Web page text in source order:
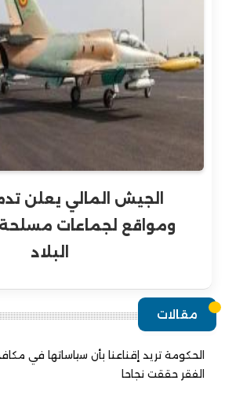
الجيش المالي يعلن
ومواقع لجماعات
البلاد
مقالات
الحكومة تريد إقناعنا بأن سياساتها في
الفقر حققت نجاحا